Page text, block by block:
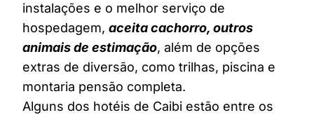
instalações e o melhor serviço de
hospedagem, aceita cachorro, outros
animais de estimação, além de opções
extras de diversão, como trilhas, piscina e
montaria pensão completa.
Alguns dos hotéis de Caibi estão entre os